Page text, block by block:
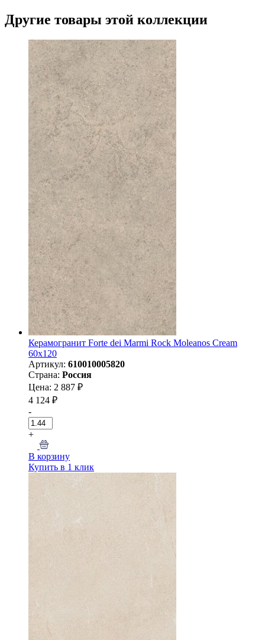
Другие товары этой коллекции
Керамогранит Forte dei Marmi Rock Moleanos Cream
60x120
Артикул: 610010005820
Страна: Россия
Цена: 2 887 ₽
4 124 ₽
-
+
В корзину
Купить в 1 клик